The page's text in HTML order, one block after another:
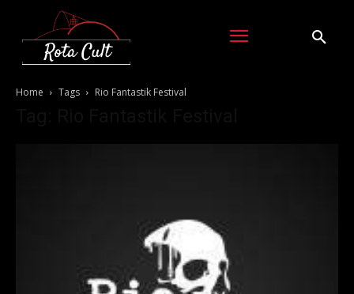
Home Tags Rio Fantastik Festival